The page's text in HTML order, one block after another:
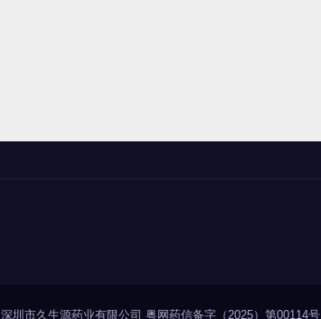
深圳市久生源药业有限公司 粤网药信备字（2025）第00114号